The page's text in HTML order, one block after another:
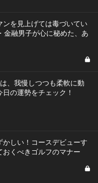
ンを見上げては毒づいてい
金融男子が心に秘めた、あ
、我慢しつつも柔軟に動
の運勢をチェック！
かしい！コースデビューす
おくべきゴルフのマナー